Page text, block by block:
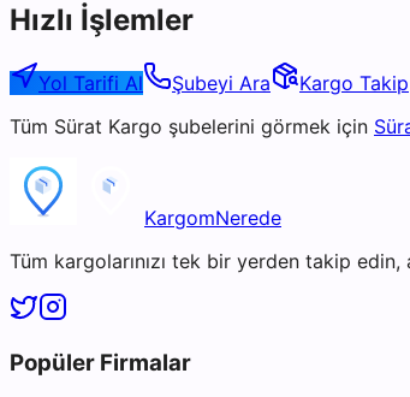
Hızlı İşlemler
Yol Tarifi Al Şubeyi Ara
Kargo Takip
Tüm Sürat Kargo şubelerini görmek için
KargomNerede
Tüm kargolarınızı tek bir yerden takip edin,
Popüler Firmalar